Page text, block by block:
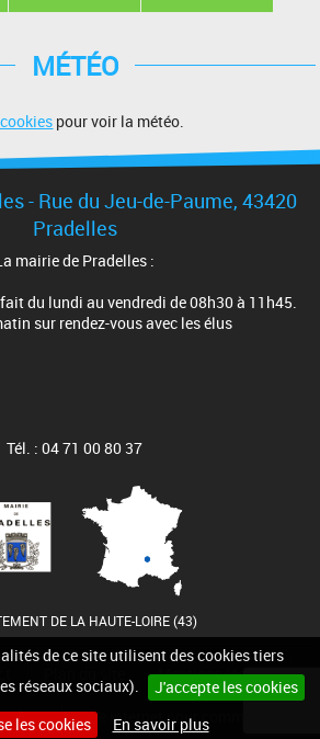
de ce site utilisent des cookies tiers
réseaux sociaux).
J'accepte les cookies
les cookies
En savoir plus
MÉTÉO
pour voir la météo.
- Rue du Jeu-de-Paume, 43420
Pradelles
mairie de Pradelles :
du lundi au vendredi de 08h30 à 11h45.
sur rendez-vous avec les élus
Tél. : 04 71 00 80 37
DE LA HAUTE-LOIRE (43)
Mentions légales
Site internet pour communes